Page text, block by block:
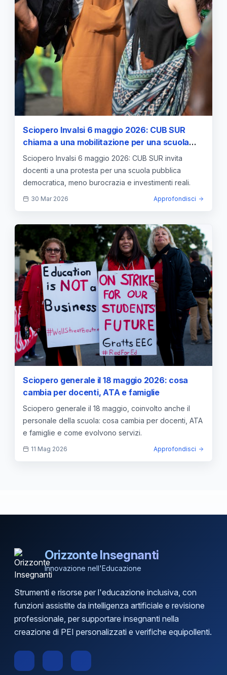
Sciopero Invalsi 6 maggio 2026: CUB SUR
chiama a una mobilitazione per una scuola
pubblica e democratica
Sciopero Invalsi 6 maggio 2026: CUB SUR invita
docenti a una protesta per una scuola pubblica
democratica, meno burocrazia e investimenti reali.
30 Mar 2026 Approfondisci
Sciopero generale il 18 maggio 2026: cosa
cambia per docenti, ATA e famiglie
Sciopero generale il 18 maggio, coinvolto anche il
personale della scuola: cosa cambia per docenti, ATA
e famiglie e come evolvono servizi.
11 Mag 2026 Approfondisci
Orizzonte Insegnanti
Innovazione nell'Educazione
Strumenti e risorse per l'educazione inclusiva, con
funzioni assistite da intelligenza artificiale e revisione
professionale, per supportare insegnanti nella
creazione di PEI personalizzati e verifiche equipollenti.